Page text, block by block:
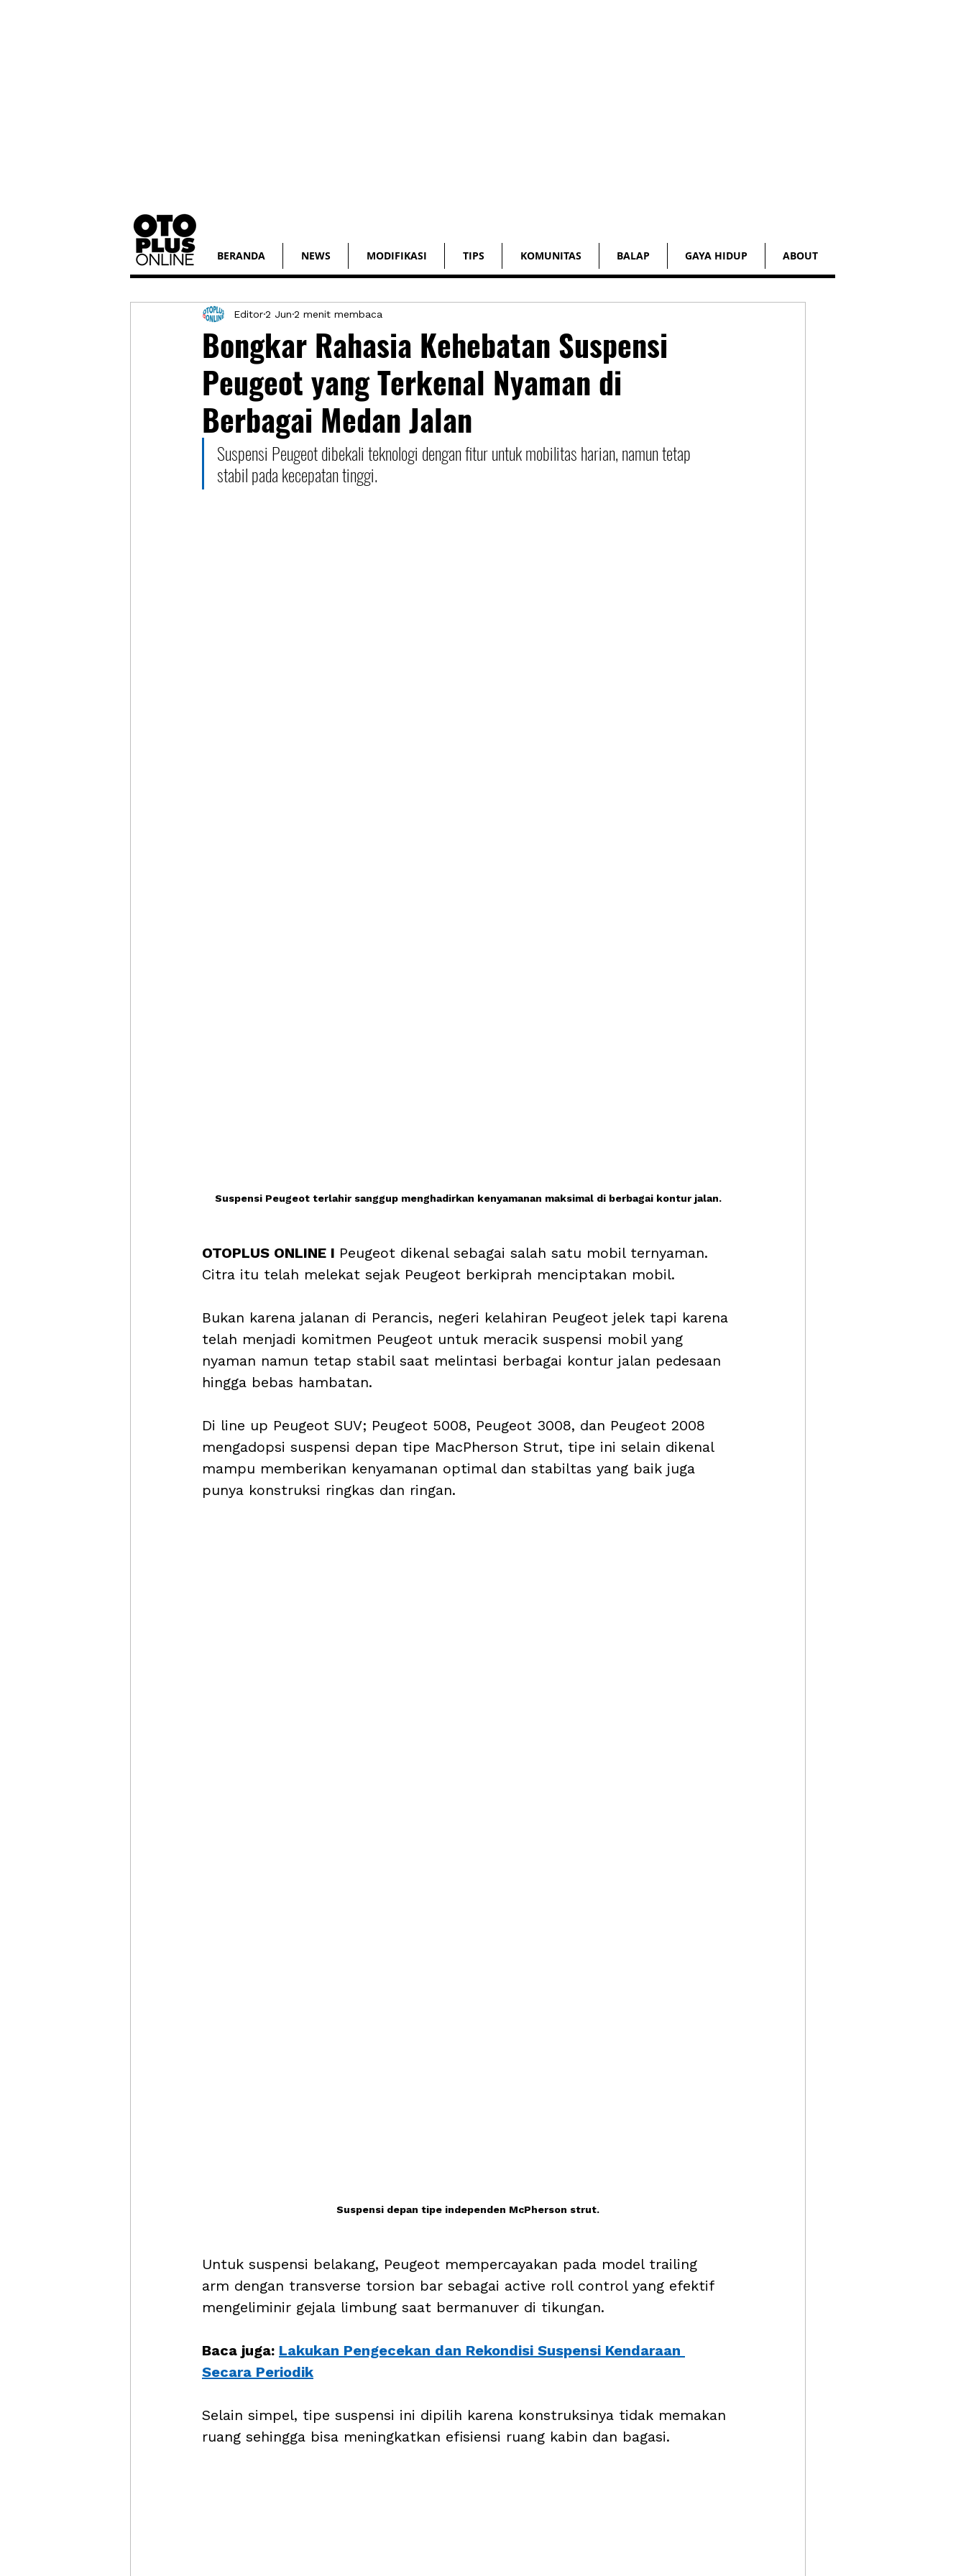
BERANDA NEWS MODIFIKASI TIPS KOMUNITAS BALAP GAYA HIDUP ABOUT
Bongkar Rahasia Kehebatan Suspensi
Peugeot yang Terkenal Nyaman di
Berbagai Medan Jalan
Editor2 Jun 2 menit membaca
Suspensi Peugeot dibekali teknologi dengan fitur untuk mobilitas harian, namun tetap
stabil pada kecepatan tinggi.
Suspensi Peugeot terlahir sanggup menghadirkan kenyamanan maksimal di berbagai kontur jalan.
OTOPLUS ONLINE I Peugeot dikenal sebagai salah satu mobil ternyaman.
Citra itu telah melekat sejak Peugeot berkiprah menciptakan mobil.
Bukan karena jalanan di Perancis, negeri kelahiran Peugeot jelek tapi karena
telah menjadi komitmen Peugeot untuk meracik suspensi mobil yang
nyaman namun tetap stabil saat melintasi berbagai kontur jalan pedesaan
hingga bebas hambatan.
Di line up Peugeot SUV; Peugeot 5008, Peugeot 3008, dan Peugeot 2008
mengadopsi suspensi depan tipe MacPherson Strut, tipe ini selain dikenal
mampu memberikan kenyamanan optimal dan stabiltas yang baik juga
punya konstruksi ringkas dan ringan.
Suspensi depan tipe independen McPherson strut.
Untuk suspensi belakang, Peugeot mempercayakan pada model trailing
arm dengan transverse torsion bar sebagai active roll control yang efektif
mengeliminir gejala limbung saat bermanuver di tikungan.
Baca juga: Lakukan Pengecekan dan Rekondisi Suspensi Kendaraan
Secara Periodik
Selain simpel, tipe suspensi ini dipilih karena konstruksinya tidak memakan
ruang sehingga bisa meningkatkan efisiensi ruang kabin dan bagasi.